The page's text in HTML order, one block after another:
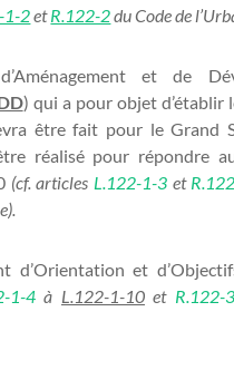
1-2etR.122-2du Code de
et de
) qui a pour objet d’établir
être fait pour le Grand
réalisé pour répondre
(cf. articles L.122-1-3 et
d’Orientation et
1-4à L.122-1-10et R.122-3